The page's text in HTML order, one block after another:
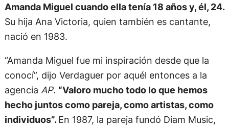
Amanda Miguel cuando ella tenía 18 años y, él, 24.
Su hija Ana Victoria, quien también es cantante,
nació en 1983.
“Amanda Miguel fue mi inspiración desde que la
conocí”, dijo Verdaguer por aquél entonces a la
agencia AP. “Valoro mucho todo lo que hemos
hecho juntos como pareja, como artistas, como
individuos”.En 1987, la pareja fundó Diam Music,